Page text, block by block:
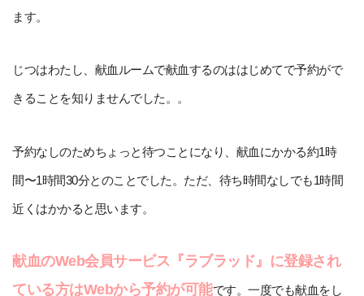
ます。
じつはわたし、献血ルームで献血するのははじめてで予約がで
きることを知りませんでした。。
予約なしのためちょっと待つことになり、献血にかかる約1時
間〜1時間30分とのことでした。ただ、待ち時間なしでも1時間
近くはかかると思います。
献血のWeb会員サービス『ラブラッド』に登録され
ている方はWebから予約が可能です。一度でも献血をし